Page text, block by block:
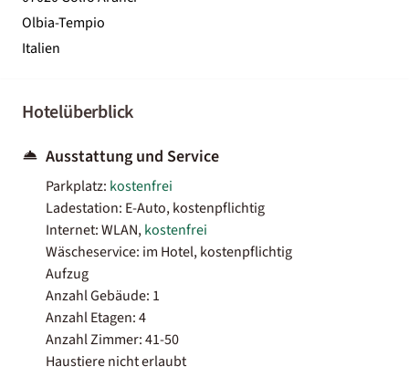
Olbia-Tempio
Italien
Hotelüberblick
Ausstattung und Service
Parkplatz: kostenfrei
Ladestation: E-Auto, kostenpflichtig
Internet: WLAN,kostenfrei
Wäscheservice: im Hotel, kostenpflichtig
Aufzug
Anzahl Gebäude: 1
Anzahl Etagen: 4
Anzahl Zimmer: 41-50
Haustiere nicht erlaubt